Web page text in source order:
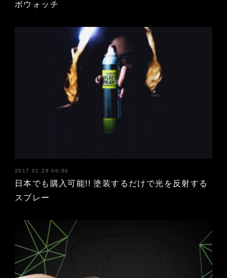
ボウォッチ
2017.01.28 00:00
日本でも購入可能!! 塗装するだけで光を反射する
スプレー